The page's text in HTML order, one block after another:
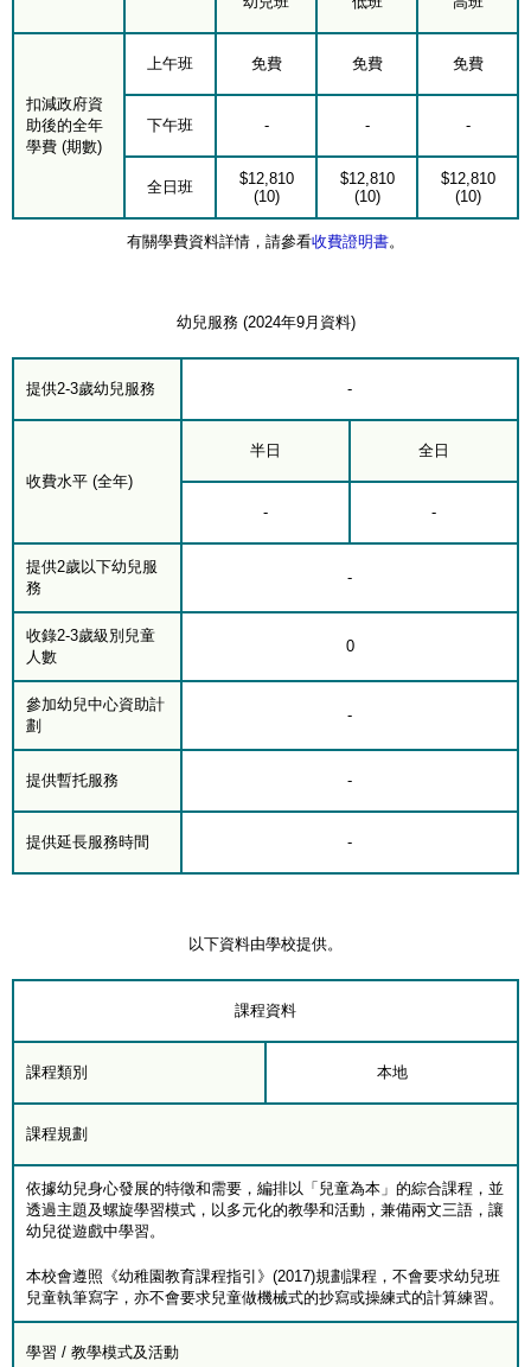
扣減政府資
助後的全年
學費 (期數)
上午班 免費 免費 免費
下午班 - - -
全日班
$12,810
(10)
$12,810
(10)
$12,810
(10)
有關學費資料詳情，請參看收費證明書。
幼兒服務 (2024年9月資料)
提供2-3歲幼兒服務 -
收費水平 (全年)
半日 全日
- -
提供2歲以下幼兒服
務
-
收錄2-3歲級別兒童
人數
0
參加幼兒中心資助計
劃
-
提供暫托服務 -
提供延長服務時間 -
以下資料由學校提供。
課程資料
課程類別 本地
課程規劃
依據幼兒身心發展的特徵和需要，編排以「兒童為本」的綜合課程，並
透過主題及螺旋學習模式，以多元化的教學和活動，兼備兩文三語，讓
幼兒從遊戲中學習。
本校會遵照《幼稚園教育課程指引》(2017)規劃課程，不會要求幼兒班
兒童執筆寫字，亦不會要求兒童做機械式的抄寫或操練式的計算練習。
學習 / 教學模式及活動